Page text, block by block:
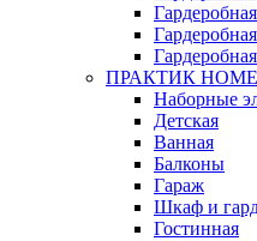
ПРАКТИК HOME
Наборные
Детская
Ванная
Балконы
Гараж
Шкаф и
Гостинная